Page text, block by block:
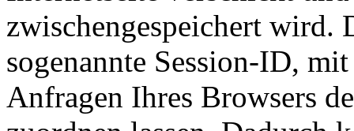
zwischengespeichert wird.
sogenannte Session-ID,
Anfragen Ihres Browsers